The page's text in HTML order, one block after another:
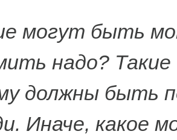
могут быть
надо? Такие
должны быть
Иначе, какое